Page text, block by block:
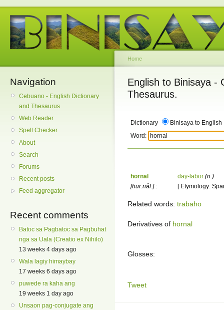
Navigation
Cebuano - English Dictionary
and Thesaurus
Web Reader
Spell Checker
About
Search
Forums
Recent posts
Feed aggregator
Recent comments
Batoc sa Pagbatoc sa Pagbuhat
nga sa Uala (Creatio ex Nihilo)
13 weeks 4 days ago
Wala lagiy himaybay
17 weeks 6 days ago
puwede ra kaha ang
19 weeks 1 day ago
Unsaon pag-conjugate ang
Home
English to Binisaya -
Thesaurus.
Dictionary
Binisaya to English
Word:
hornal
[hur.nâl.]:
day-labor (n.)
[ Etymology:
Related words: trabaho
Derivatives of hornal
Glosses:
Tweet